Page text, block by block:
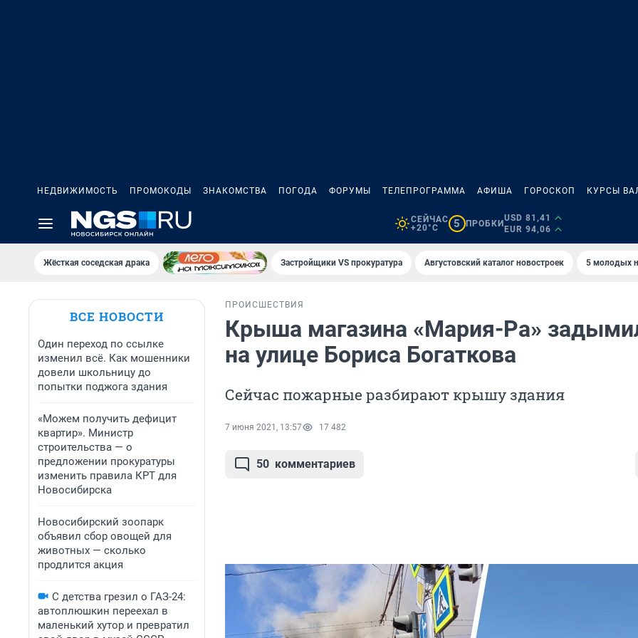
НЕДВИЖИМОСТЬ ПРОМОКОДЫ ЗНАКОМСТВА ПОГОДА ФОРУМЫ ТЕЛЕПРОГРАММА АФИША ГОРОСКОП КУРСЫ
СЕЙЧАС
+20°C
5 ПРОБКИ
USD 81,41
EUR 94,06
Жёсткая соседская драка Застройщики VS прокуратура Августовский каталог новостроек 5 молодых
ВСЕ НОВОСТИ
Один переход по ссылке
изменил всё. Как мошенники
довели школьницу до
попытки поджога здания
«Можем получить дефицит
квартир». Министр
строительства — о
предложении прокуратуры
изменить правила КРТ для
Новосибирска
Новосибирский зоопарк
объявил сбор овощей для
животных — сколько
продлится акция
С детства грезил о ГАЗ-24:
автоплюшкин переехал в
маленький хутор и превратил
ПРОИСШЕСТВИЯ
Крыша магазина «Мария-Ра»
на улице Бориса Богаткова
Сейчас пожарные разбирают крышу здания
7 июня 2021, 13:57 17 482
50 комментариев